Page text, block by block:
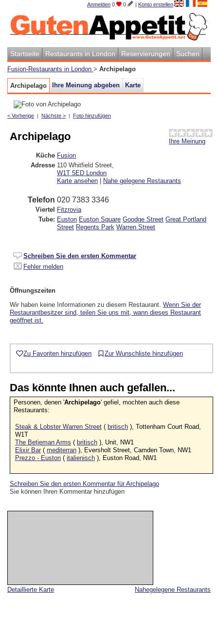
Anmelden 0 0 | Konto erstellen
Startseite Restaurants in London Reservierungen Suchen
Fusion-Restaurants in London > Archipelago
Archipelago Ihre Meinung abgeben Karte
< Vorherige | Nächste > | Foto hinzufügen
Nahegelegene Restaurants
Detaillierte Karte
Ihre Meinung
Archipelago
Küche Fusion
Adresse 110 Whitfield Street
W1T 5ED London
Karte ansehen | Nahe gelegene Restaurants
Telefon 020 7383 3346
Viertel Fitzrovia
Tube: Euston Euston Square Goodge Street Great Portland
Street Regents Park Warren Street
Schreiben Sie den ersten Kommentar
Fehler melden
Öffnungszeiten
Wir haben keine Informationen zu diesem Restaurant. Wenn Sie der
Restaurantbesitzer sind, teilen Sie uns mit, wann dieses Restaurant
geöffnet ist.
Zu Favoriten hinzufügen Zur Wunschliste hinzufügen
Das könnte Ihnen auch gefallen...
Personen, denen 'Archipelago' gefiel, mochten auch diese
Restaurants:
Steak & Lobster Warren Street ( britisch ), Tottenham Court Road,
W1T
The Betjeman Arms ( britisch ), Unit, NW1
Elixir Bar ( mediterran ), Eversholt Street, Camden Town, NW1
Prezzo - Euston ( italienisch ), Euston Road, NW1
Schreiben Sie den ersten Kommentar für Archipelago
Sie können Ihren Kommentar hinzufügen